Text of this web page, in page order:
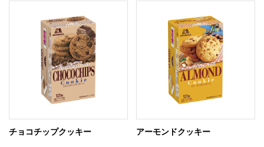
チョコチップクッキー アーモンドクッキー